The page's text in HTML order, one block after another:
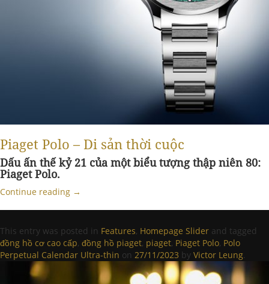
Piaget Polo – Di sản thời cuộc
Dấu ấn thế kỷ 21 của một biểu tượng thập niên 80:
Piaget Polo.
Continue reading →
This entry was posted in Features, Homepage Slider and tagged
đồng hồ cơ cao cấp, đồng hồ piaget, piaget, Piaget Polo, Polo
Perpetual Calendar Ultra-thin on 27/11/2023 by Victor Leung.